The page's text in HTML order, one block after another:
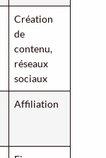
Création
de
contenu,
réseaux
sociaux
Affiliation